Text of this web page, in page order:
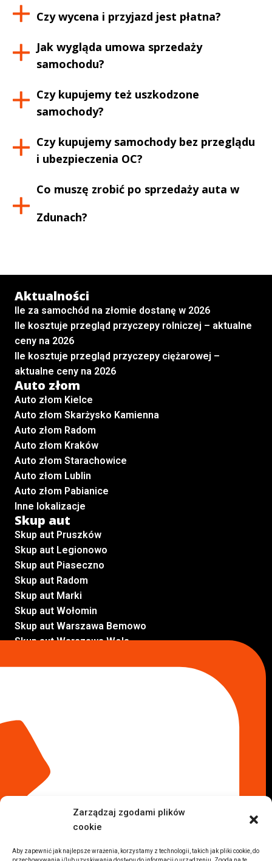
Zarządzaj zgodami plików
cookie
Aby zapewnić jak najlepsze wrażenia, korzystamy z technologii, takich jak pliki cookie, do
Czy wycena i przyjazd jest płatna?
Jak wygląda umowa sprzedaży
samochodu?
Czy kupujemy też uszkodzone
samochody?
Czy kupujemy samochody bez przeglądu
i ubezpieczenia OC?
Co muszę zrobić po sprzedaży auta w
Zdunach?
Aktualności
Ile za samochód na złomie dostanę w 2026
Ile kosztuje przegląd przyczepy rolniczej – aktualne
ceny na 2026
Ile kosztuje przegląd przyczepy ciężarowej –
aktualne ceny na 2026
Auto złom
Auto złom Kielce
Auto złom Skarżysko Kamienna
Auto złom Radom
Auto złom Kraków
Auto złom Starachowice
Auto złom Lublin
Auto złom Pabianice
Inne lokalizacje
Skup aut
Skup aut Pruszków
Skup aut Legionowo
Skup aut Piaseczno
Skup aut Radom
Skup aut Marki
Skup aut Wołomin
Skup aut Warszawa Bemowo
Skup aut Warszawa Wola
Komisy samochodowe
Komis samochodowy Radom
Komis samochodowy Płock
Komis samochodowy Opole
Komis samochodowy Lublin
Komis samochodowy Sochaczew
Inne Lokalizacje
Auta z USA Rzeszów